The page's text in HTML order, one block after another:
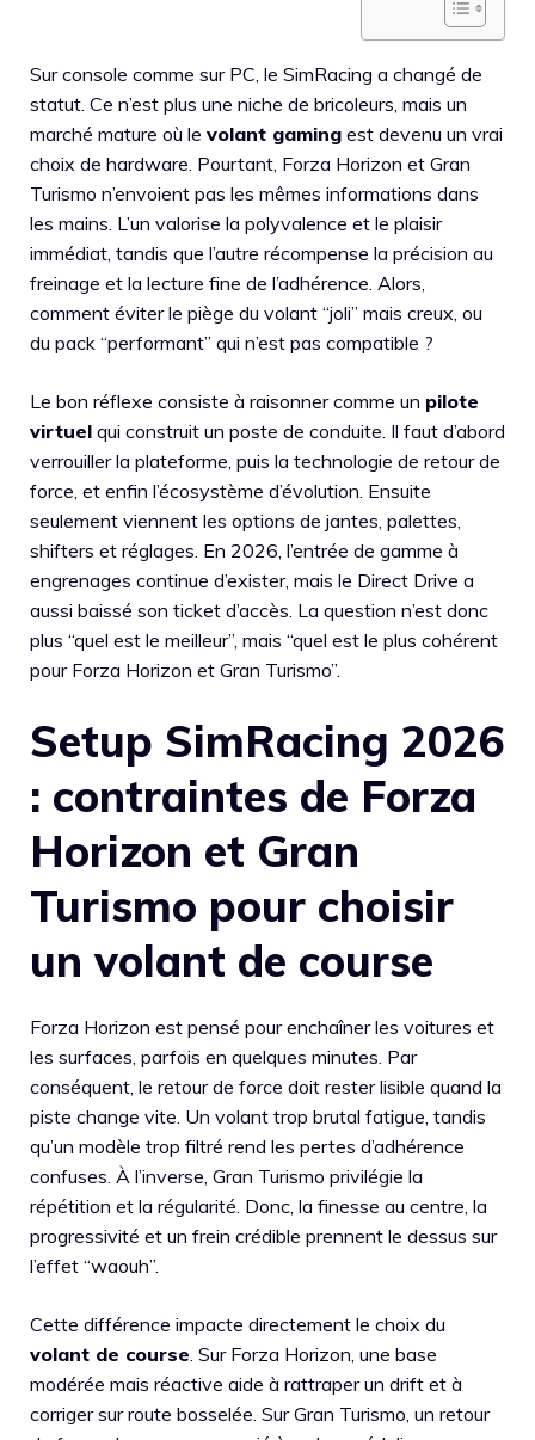
Sur console comme sur PC, le SimRacing a changé de
statut. Ce n’est plus une niche de bricoleurs, mais un
marché mature où le volant gaming est devenu un vrai
choix de hardware. Pourtant, Forza Horizon et Gran
Turismo n’envoient pas les mêmes informations dans
les mains. L’un valorise la polyvalence et le plaisir
immédiat, tandis que l’autre récompense la précision au
freinage et la lecture fine de l’adhérence. Alors,
comment éviter le piège du volant “joli” mais creux, ou
du pack “performant” qui n’est pas compatible ?
Le bon réflexe consiste à raisonner comme un pilote
virtuel qui construit un poste de conduite. Il faut d’abord
verrouiller la plateforme, puis la technologie de retour de
force, et enfin l’écosystème d’évolution. Ensuite
seulement viennent les options de jantes, palettes,
shifters et réglages. En 2026, l’entrée de gamme à
engrenages continue d’exister, mais le Direct Drive a
aussi baissé son ticket d’accès. La question n’est donc
plus “quel est le meilleur”, mais “quel est le plus cohérent
pour Forza Horizon et Gran Turismo”.
Setup SimRacing 2026
: contraintes de Forza
Horizon et Gran
Turismo pour choisir
un volant de course
Forza Horizon est pensé pour enchaîner les voitures et
les surfaces, parfois en quelques minutes. Par
conséquent, le retour de force doit rester lisible quand la
piste change vite. Un volant trop brutal fatigue, tandis
qu’un modèle trop filtré rend les pertes d’adhérence
confuses. À l’inverse, Gran Turismo privilégie la
répétition et la régularité. Donc, la finesse au centre, la
progressivité et un frein crédible prennent le dessus sur
l’effet “waouh”.
Cette différence impacte directement le choix du
volant de course. Sur Forza Horizon, une base
modérée mais réactive aide à rattraper un drift et à
corriger sur route bosselée. Sur Gran Turismo, un retour